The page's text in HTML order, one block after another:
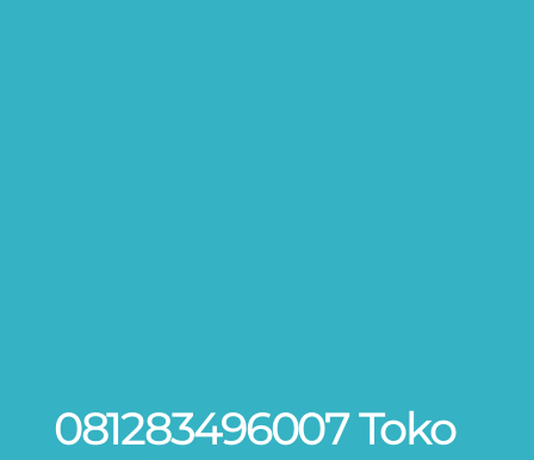
081283496007 Toko